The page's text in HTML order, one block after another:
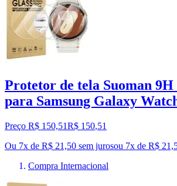
Protetor de tela Suoman 9H
para Samsung Galaxy
Preço R$ 150,51R$ 150,51
Ou 7x de R$ 21,50 sem jurosou 7x de R$
Compra Internacional